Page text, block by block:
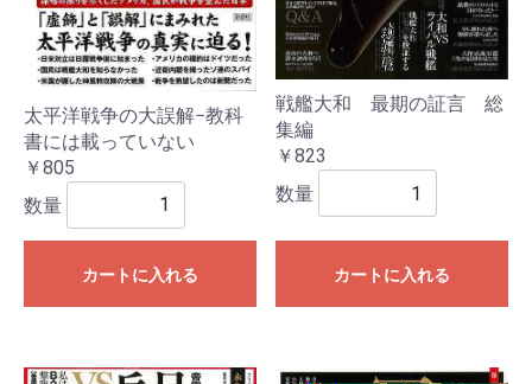
太平洋戦争の大誤解−教科
書には載っていない
￥805
数量
カートに入れる
戦艦大和 最期の証言 総
集編
￥823
数量
カートに入れる